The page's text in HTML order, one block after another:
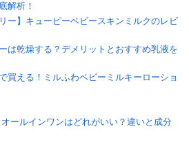
解析！
ー】キューピーベビースキンミルクのレビ
は乾燥する？デメリットとおすすめ乳液を
買える！ミルふわベビーミルキーローショ
ールインワンはどれがいい？違いと成分